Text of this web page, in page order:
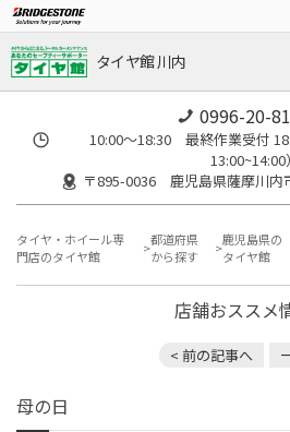
タイヤ館 川内
0996-20-
10:00～18:30 最終作業受付
13:00~14:00）
〒895-0036 鹿児島県薩摩川内
タイヤ・ホイール専
門店のタイヤ館
都道府県
から探す
鹿児島県の
タイヤ館
店舗おススメ
< 前の記事へ
母の日